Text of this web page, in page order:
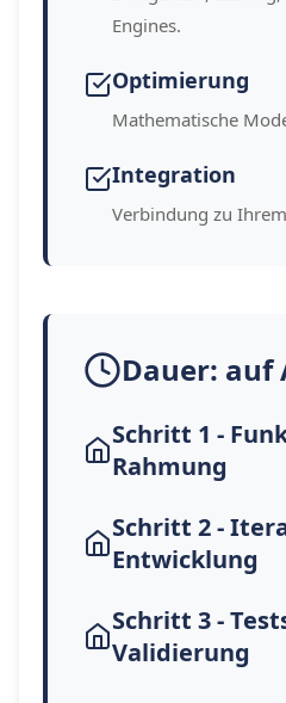
Engines.
Optimierung
Mathematische
Integration
Verbindung zu
Dauer: auf
Schritt 1 -
Rahmung
Schritt 2 -
Entwicklung
Schritt 3 -
Validierung